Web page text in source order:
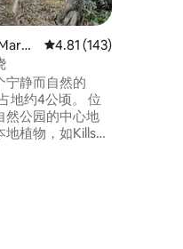
平均评分 4.81 分（满
4.81 (143)
宁静而自然的
约4公顷。 位
然公园的中心地
植物，如Kills、